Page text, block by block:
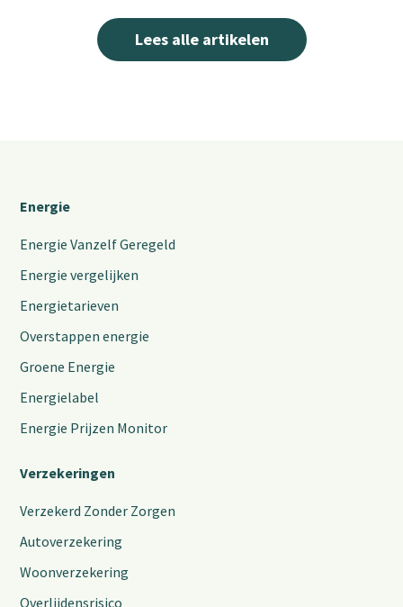
Lees alle artikelen
Energie
Energie Vanzelf Geregeld
Energie vergelijken
Energietarieven
Overstappen energie
Groene Energie
Energielabel
Energie Prijzen Monitor
Verzekeringen
Verzekerd Zonder Zorgen
Autoverzekering
Woonverzekering
Overlijdensrisico